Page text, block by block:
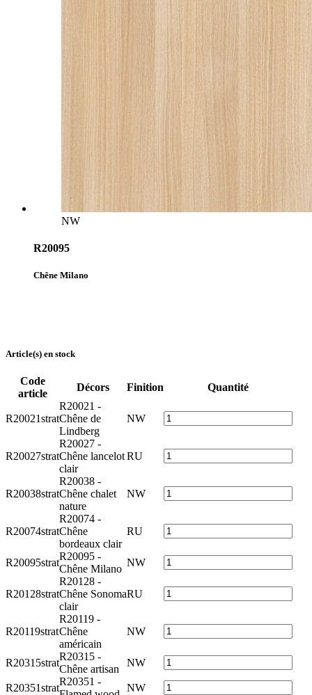
NW
R20095
Chêne Milano
Article(s) en stock
Code
article
Décors Finition Quantité
R20021strat
R20021 -
Chêne de
Lindberg
NW
R20027strat
R20027 -
Chêne lancelot
clair
RU
R20038strat
R20038 -
Chêne chalet
nature
NW
R20074strat
R20074 -
Chêne
bordeaux clair
RU
R20095strat
R20095 -
Chêne Milano
NW
R20128strat
R20128 -
Chêne Sonoma
clair
RU
R20119strat
R20119 -
Chêne
américain
NW
R20315strat
R20315 -
Chêne artisan
NW
R20351strat
R20351 -
NW